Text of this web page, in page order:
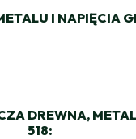
I NAPIĘCIA
DREWNA,
518: